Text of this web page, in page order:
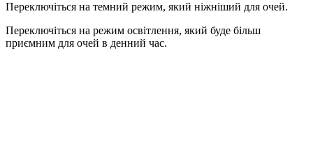
Переключіться на темний режим, який ніжніший для очей.
Переключіться на режим освітлення, який буде більш
приємним для очей в денний час.